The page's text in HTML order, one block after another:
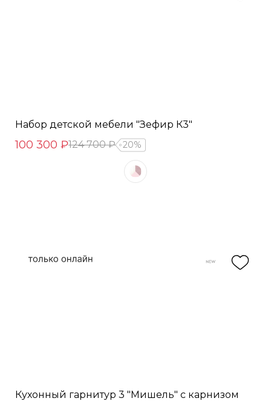
Набор детской мебели "Зефир К3"
100 300 ₽124 700 ₽ 20%
Кухонный гарнитур 3 "Мишель" с карнизом